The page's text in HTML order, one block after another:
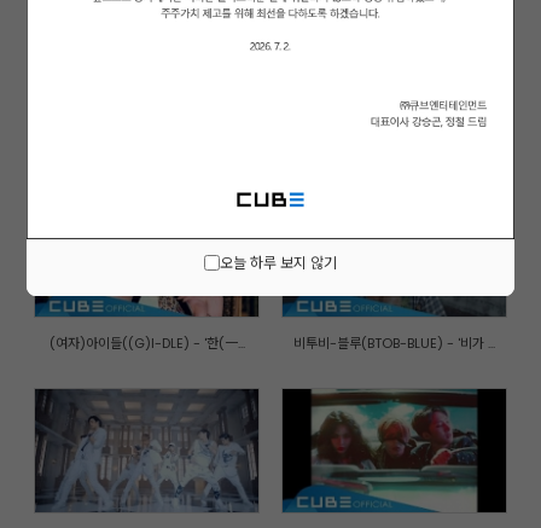
오늘 하루 보지 않기
(여자)아이들((G)I-DLE) - '한(一... 비투비-블루(BTOB-BLUE) - '비가 ...